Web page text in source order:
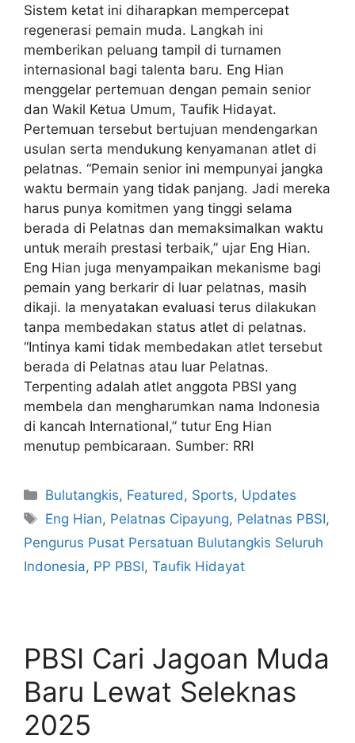
Sistem ketat ini diharapkan mempercepat
regenerasi pemain muda. Langkah ini
memberikan peluang tampil di turnamen
internasional bagi talenta baru. Eng Hian
menggelar pertemuan dengan pemain senior
dan Wakil Ketua Umum, Taufik Hidayat.
Pertemuan tersebut bertujuan mendengarkan
usulan serta mendukung kenyamanan atlet di
pelatnas. “Pemain senior ini mempunyai jangka
waktu bermain yang tidak panjang. Jadi mereka
harus punya komitmen yang tinggi selama
berada di Pelatnas dan memaksimalkan waktu
untuk meraih prestasi terbaik,” ujar Eng Hian.
Eng Hian juga menyampaikan mekanisme bagi
pemain yang berkarir di luar pelatnas, masih
dikaji. Ia menyatakan evaluasi terus dilakukan
tanpa membedakan status atlet di pelatnas.
“Intinya kami tidak membedakan atlet tersebut
berada di Pelatnas atau luar Pelatnas.
Terpenting adalah atlet anggota PBSI yang
membela dan mengharumkan nama Indonesia
di kancah International,” tutur Eng Hian
menutup pembicaraan. Sumber: RRI
Bulutangkis, Featured, Sports, Updates
Eng Hian, Pelatnas Cipayung, Pelatnas PBSI,
Pengurus Pusat Persatuan Bulutangkis Seluruh
Indonesia, PP PBSI, Taufik Hidayat
PBSI Cari Jagoan Muda
Baru Lewat Seleknas
2025